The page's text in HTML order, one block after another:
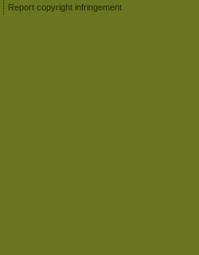
Report copyright infringement